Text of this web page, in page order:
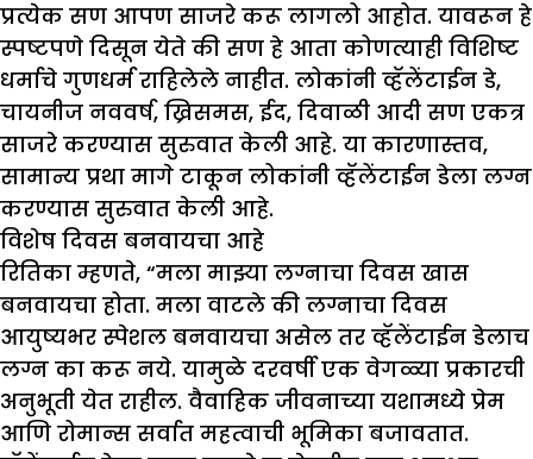
प्रत्येक सण आपण साजरे करू लागलो आहोत. यावरून हे
स्पष्टपणे दिसून येते की सण हे आता कोणत्याही विशिष्ट
धर्माचे गुणधर्म राहिलेले नाहीत. लोकांनी व्हॅलेंटाईन डे,
चायनीज नववर्ष, ख्रिसमस, ईद, दिवाळी आदी सण एकत्र
साजरे करण्यास सुरुवात केली आहे. या कारणास्तव,
सामान्य प्रथा मागे टाकून लोकांनी व्हॅलेंटाईन डेला लग्न
करण्यास सुरुवात केली आहे.
विशेष दिवस बनवायचा आहे
रितिका म्हणते, “मला माझ्या लग्नाचा दिवस खास
बनवायचा होता. मला वाटले की लग्नाचा दिवस
आयुष्यभर स्पेशल बनवायचा असेल तर व्हॅलेंटाईन डेलाच
लग्न का करू नये. यामुळे दरवर्षी एक वेगळ्या प्रकारची
अनुभूती येत राहील. वैवाहिक जीवनाच्या यशामध्ये प्रेम
आणि रोमान्स सर्वात महत्वाची भूमिका बजावतात.